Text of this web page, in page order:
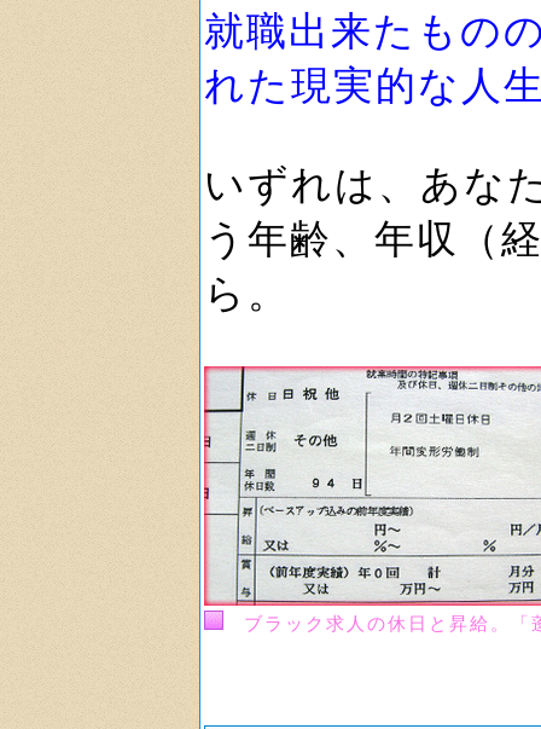
就職出来たもの
れた現実的な人
いずれは、あな
う年齢、年収（
ら。
ブラック求人の休日と昇給。